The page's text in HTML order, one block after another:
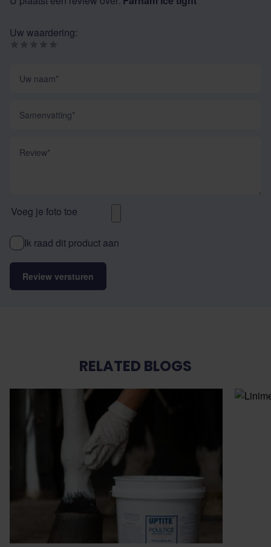
Uw waardering:
Voeg je foto toe
Ik raad dit product aan
Review versturen
RELATED BLOGS